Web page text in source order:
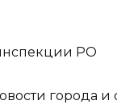
РО
города и